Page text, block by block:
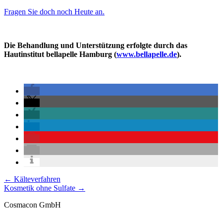
Fragen Sie doch noch Heute an.
Die Behandlung und Unterstützung erfolgte durch das
Hautinstitut bellapelle Hamburg (www.bellapelle.de).
Posts
navigation
← Kälteverfahren
Kosmetik ohne Sulfate →
Cosmacon GmbH